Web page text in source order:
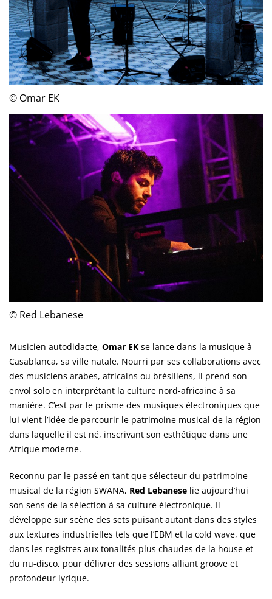
© Omar EK
© Red Lebanese
Musicien autodidacte, Omar EK se lance dans la musique à
Casablanca, sa ville natale. Nourri par ses collaborations avec
des musiciens arabes, africains ou brésiliens, il prend son
envol solo en interprétant la culture nord-africaine à sa
manière. C’est par le prisme des musiques électroniques que
lui vient l’idée de parcourir le patrimoine musical de la région
dans laquelle il est né, inscrivant son esthétique dans une
Afrique moderne.
Reconnu par le passé en tant que sélecteur du patrimoine
musical de la région SWANA, Red Lebanese lie aujourd’hui
son sens de la sélection à sa culture électronique. Il
développe sur scène des sets puisant autant dans des styles
aux textures industrielles tels que l’EBM et la cold wave, que
dans les registres aux tonalités plus chaudes de la house et
du nu-disco, pour délivrer des sessions alliant groove et
profondeur lyrique.